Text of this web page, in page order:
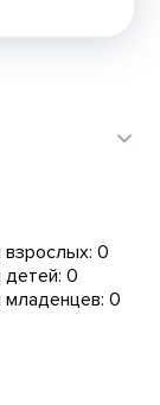
0
детей: 0
младенцев: 0